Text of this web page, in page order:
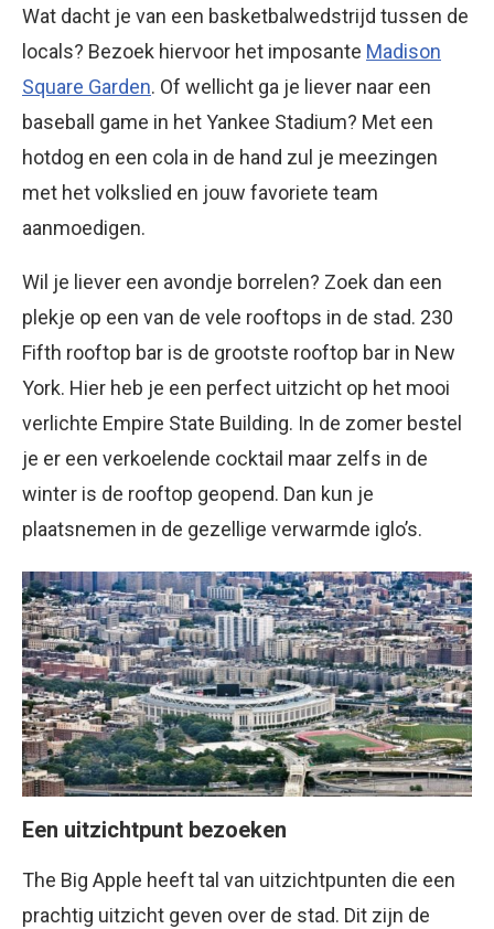
Wat dacht je van een basketbalwedstrijd tussen de
locals? Bezoek hiervoor het imposante Madison
Square Garden. Of wellicht ga je liever naar een
baseball game in het Yankee Stadium? Met een
hotdog en een cola in de hand zul je meezingen
met het volkslied en jouw favoriete team
aanmoedigen.
Wil je liever een avondje borrelen? Zoek dan een
plekje op een van de vele rooftops in de stad. 230
Fifth rooftop bar is de grootste rooftop bar in New
York. Hier heb je een perfect uitzicht op het mooi
verlichte Empire State Building. In de zomer bestel
je er een verkoelende cocktail maar zelfs in de
winter is de rooftop geopend. Dan kun je
plaatsnemen in de gezellige verwarmde iglo’s.
Een uitzichtpunt bezoeken
The Big Apple heeft tal van uitzichtpunten die een
prachtig uitzicht geven over de stad. Dit zijn de